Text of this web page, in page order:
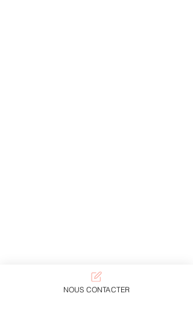
NOUS CONTACTER